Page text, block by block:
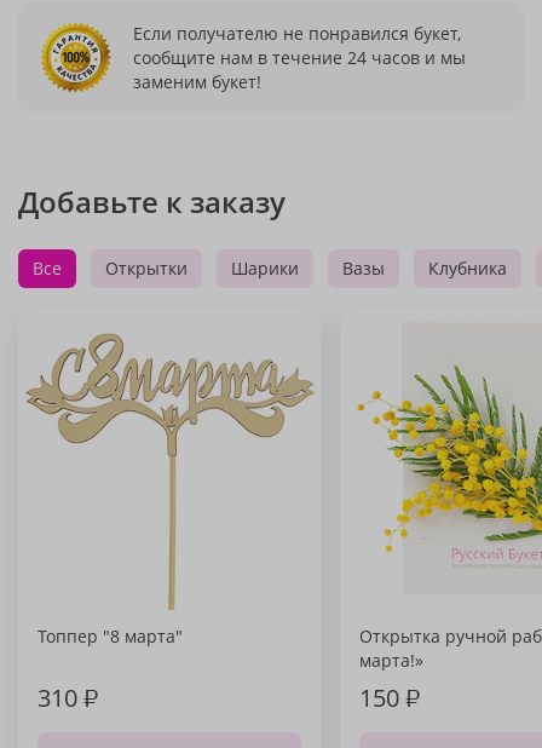
Если получателю не понравился букет,
сообщите нам в течение 24 часов и мы
заменим букет!
Добавьте к заказу
Все Открытки Шарики Вазы Клубника
Топпер "8 марта"
310₽
Открытка ручной
марта!»
150₽